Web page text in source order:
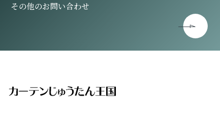
その他のお問い合わせ